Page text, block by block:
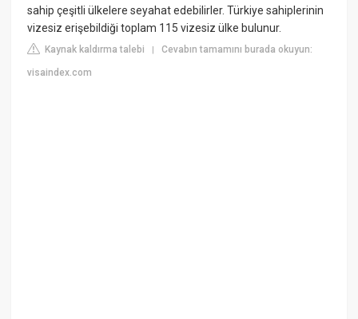
sahip çeşitli ülkelere seyahat edebilirler. Türkiye sahiplerinin
vizesiz erişebildiği toplam 115 vizesiz ülke bulunur.
Kaynak kaldırma talebi |Cevabın tamamını burada okuyun:
visaindex.com